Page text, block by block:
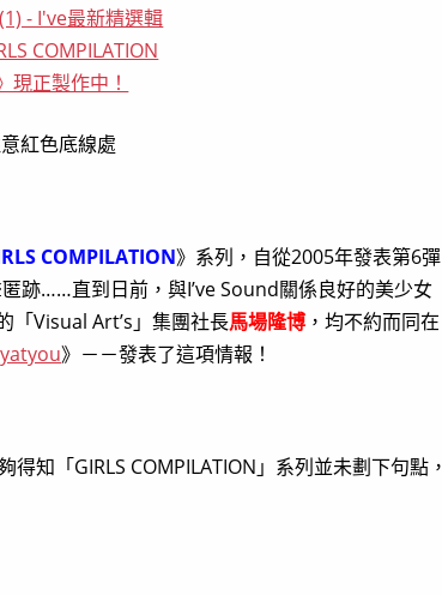
紅色底線處
COMPILATION》系列，自從2005年發表第6彈
跡……直到日前，與I’ve Sound關係良好的美少女
「Visual Art’s」集團社長馬場隆博 ，均不約而同在
》－－發表了這項情報！
知「GIRLS COMPILATION」系列並未劃下句點，